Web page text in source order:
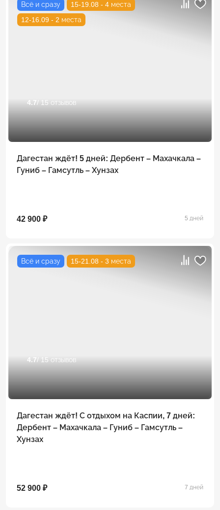
Всё и сразу
15-19.08 - 4 места
12-16.09 - 2 места
4.7/ 15 отзывов
Дагестан ждёт! 5 дней: Дербент – Махачкала –
Гуниб – Гамсутль – Хунзах
42 900 ₽ 5 дней
Всё и сразу 15-21.08 - 3 места
4.7/ 15 отзывов
Дагестан ждёт! С отдыхом на Каспии, 7 дней:
Дербент – Махачкала – Гуниб – Гамсутль –
Хунзах
52 900 ₽ 7 дней